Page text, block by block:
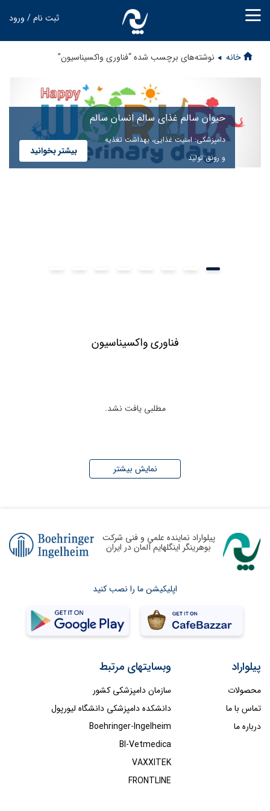
ثبت نام / ورود
خانه نوشته‌های برچسب شده “فناوری واکسیناسیون”
حیوان سالم غذای سالم انسان سالم
دامپزشکی: امنیت غذایی، بهداشت تغذیه
و رونق تولید
بیشتر بخوانید
فناوری واکسیناسیون
مطلبی یافت نشد.
نمایش بیشتر
پیلواراد نماینده علمی و فنی شرکت
بوهرینگر اینگلهایم آلمان در ایران
اپلیکیشن ما را نصب کنید
پیلواراد
محصولات
تماس با ما
درباره ما
وبسایتهای مرتبط
سازمان دامپزشکی کشور
دانشکده دامپزشکی دانشگاه لیورپول
Boehringer-Ingelheim
BI-Vetmedica
VAXXITEK
FRONTLINE